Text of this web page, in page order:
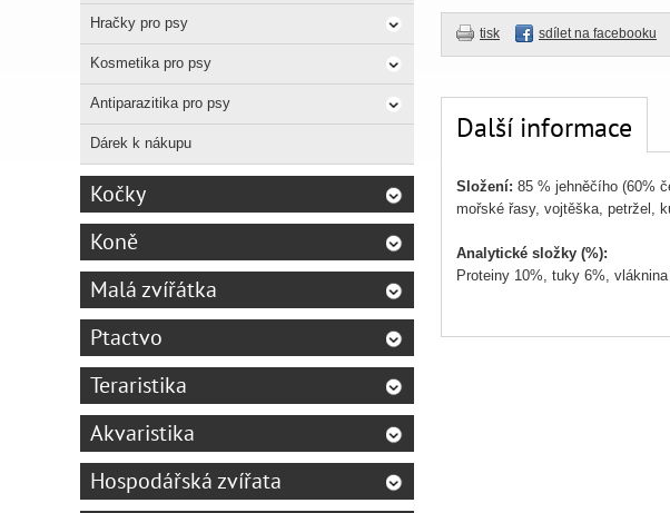
tisk sdílet na facebooku
Další informace
Složení: 85 % jehněčího (60%
mořské řasy, vojtěška, petržel,
Analytické složky (%):
Proteiny 10%, tuky 6%,
vitamíny: vitamín D3 450 IU,
Hračky pro psy
Kosmetika pro psy
Antiparazitika pro psy
Dárek k nákupu
Kočky
Koně
Malá zvířátka
Ptactvo
Teraristika
Akvaristika
Hospodářská zvířata